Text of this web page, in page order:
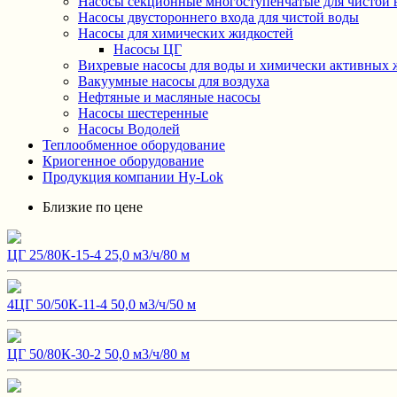
Насосы двустороннего входа для чистой воды
Насосы для химических жидкостей
Насосы ЦГ
Вихревые насосы для воды и химически активных
Вакуумные насосы для воздуха
Нефтяные и масляные насосы
Насосы шестеренные
Насосы Водолей
Теплообменное оборудование
Криогенное оборудование
Продукция компании Hy-Lok
Близкие по цене
ЦГ 25/80К-15-4 25,0 м3/ч/80 м
4ЦГ 50/50К-11-4 50,0 м3/ч/50 м
ЦГ 50/80К-30-2 50,0 м3/ч/80 м